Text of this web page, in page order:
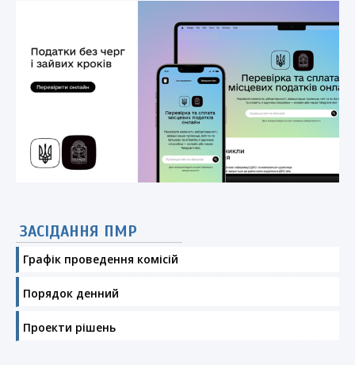
ЗАСІДАННЯ ПМР
Графік проведення комісій
Порядок денний
Проекти рішень